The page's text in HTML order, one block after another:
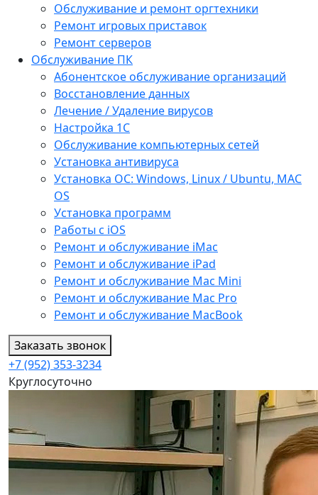
Обслуживание и ремонт оргтехники
Ремонт игровых приставок
Ремонт серверов
Обслуживание ПК
Абонентское обслуживание организаций
Восстановление данных
Лечение / Удаление вирусов
Настройка 1С
Обслуживание компьютерных сетей
Установка антивируса
Установка ОС: Windows, Linux / Ubuntu, МАС
OS
Установка программ
Работы с iOS
Ремонт и обслуживание iMac
Ремонт и обслуживание iPad
Ремонт и обслуживание Mac Mini
Ремонт и обслуживание Mac Pro
Ремонт и обслуживание MacBook
Заказать звонок
+7 (952) 353-3234
Круглосуточно